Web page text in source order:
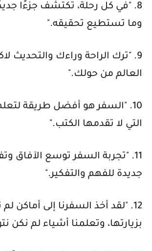
8. "في كل رحلة، تكتشف جزءًا
وما تستطيع تحقيقه."
9. "ترك الراحة وراءك والتحديث
العالم من حولك."
10. "السفر هو أفضل طريقة
التي لا تقدمها الكتب."
11. "تجربة السفر توسع الآفاق
جديدة للفهم والتفكير."
12. "لقد أخذ السفرنا إلى أماكن
بزيارتها، وتعلمنا أشياء لم نكن